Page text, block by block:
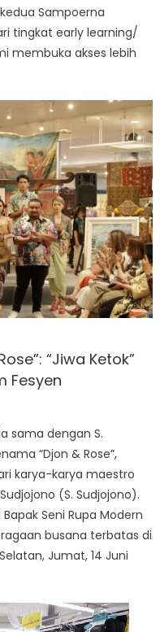
Sampoerna
tingkat early learning/
membuka akses lebih
“Jiwa Ketok”
Fesyen
sama dengan S.
“Djon & Rose”,
karya-karya maestro
(S. Sudjojono).
Seni Rupa Modern
busana terbatas di
Jumat, 14 Juni